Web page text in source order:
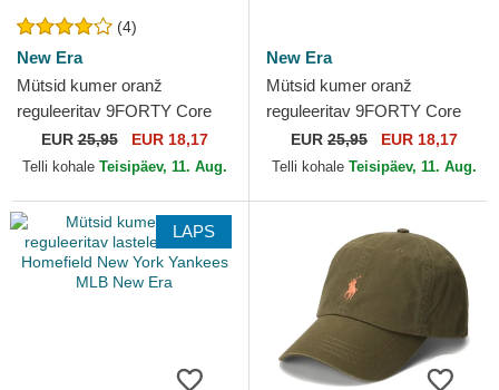
(4)
New Era
Mütsid kumer oranž
reguleeritav 9FORTY Core
Aniquiladores FC Kings
League New Era
EUR25,95 EUR 18,17
Telli kohale Teisipäev, 11. Aug.
New Era
Mütsid kumer oranž
reguleeritav 9FORTY Core
Jijantes FC Kings League
New Era
EUR 25,95 EUR 18,17
Telli kohale Teisipäev, 11. Aug.
LAPS